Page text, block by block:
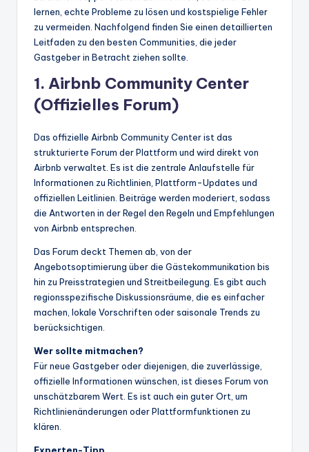
lernen, echte Probleme zu lösen und kostspielige Fehler
zu vermeiden. Nachfolgend finden Sie einen detaillierten
Leitfaden zu den besten Communities, die jeder
Gastgeber in Betracht ziehen sollte.
1. Airbnb Community Center
(Offizielles Forum)
Das offizielle Airbnb Community Center ist das
strukturierte Forum der Plattform und wird direkt von
Airbnb verwaltet. Es ist die zentrale Anlaufstelle für
Informationen zu Richtlinien, Plattform-Updates und
offiziellen Leitlinien. Beiträge werden moderiert, sodass
die Antworten in der Regel den Regeln und Empfehlungen
von Airbnb entsprechen.
Das Forum deckt Themen ab, von der
Angebotsoptimierung über die Gästekommunikation bis
hin zu Preisstrategien und Streitbeilegung. Es gibt auch
regionsspezifische Diskussionsräume, die es einfacher
machen, lokale Vorschriften oder saisonale Trends zu
berücksichtigen.
Wer sollte mitmachen?
Für neue Gastgeber oder diejenigen, die zuverlässige,
offizielle Informationen wünschen, ist dieses Forum von
unschätzbarem Wert. Es ist auch ein guter Ort, um
Richtlinienänderungen oder Plattformfunktionen zu
klären.